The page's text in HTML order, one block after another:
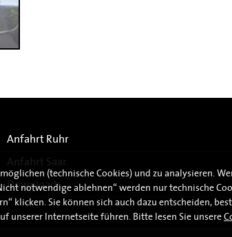
Anfahrt Ruhr
Anfahrt Saar
Downloads
(technische Cookies) und zu analysieren.
notwendige ablehnen“ werden nur technische
klicken. Sie können sich auch dazu entscheiden,
unserer Internetseite führen. Bitte lesen Sie unsere